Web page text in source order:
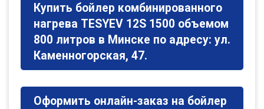
Купить бойлер комбинированного
нагрева TESYEV 12S 1500 объемом
800 литров в Минске по адресу: ул.
Каменногорская, 47.
Оформить онлайн-заказ на бойлер